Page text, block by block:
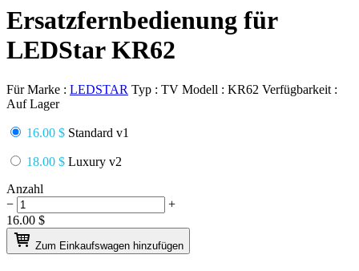
Ersatzfernbedienung für
LEDStar KR62
Für Marke : LEDSTAR Typ : TV Modell : KR62 Verfügbarkeit :
Auf Lager
16.00 $ Standard v1
18.00 $ Luxury v2
Anzahl
−
+
16.00 $
Zum Einkaufswagen hinzufügen